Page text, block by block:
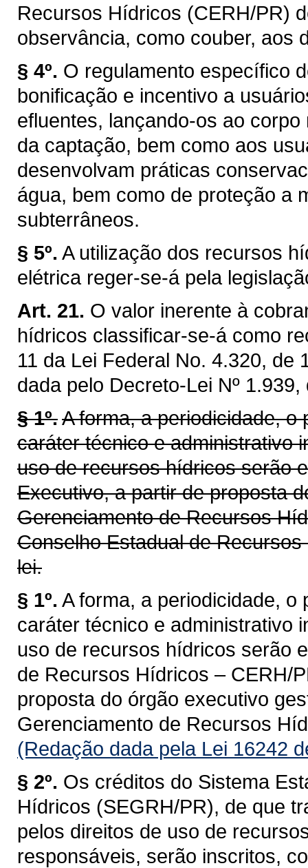
Recursos Hídricos (CERH/PR)
observância, como couber, aos
§ 4º. O regulamento específico
bonificação e incentivo a
efluentes, lançando-os ao
da captação, bem como aos
desenvolvam práticas
água, bem como de proteção a
subterrâneos.
§ 5º. A utilização dos recursos
elétrica reger-se-á pela
Art. 21. O valor inerente à
hídricos classificar-se-á como
11 da Lei Federal No. 4.320, de
dada pelo Decreto-Lei Nº
§ 1º.A forma, a periodicidade,
caráter técnico e administrativo
uso de recursos hídricos serão
Executivo, a partir de proposta
Gerenciamento de Recursos
Conselho Estadual de
lei.
§ 1º. A forma, a periodicidade,
caráter técnico e administrativo
uso de recursos hídricos serão
de Recursos Hídricos – CERH/
proposta do órgão executivo
Gerenciamento de Recursos
(Redação dada pela Lei 16242
§ 2º. Os créditos do Sistema
Hídricos (SEGRH/PR), de que
pelos direitos de uso de
responsáveis, serão inscritos,